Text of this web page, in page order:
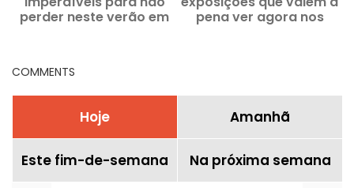
perder neste verão em
pena ver agora nos
COMMENTS
Hoje Amanhã
Este fim-de-semana Na próxima semana